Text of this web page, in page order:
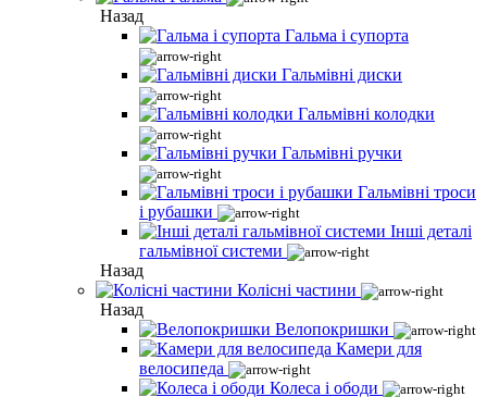
Назад
Гальма і супорта
Гальмівні диски
Гальмівні колодки
Гальмівні ручки
Гальмівні троси
і рубашки
Інші деталі
гальмівної системи
Назад
Колісні частини
Назад
Велопокришки
Камери для
велосипеда
Колеса і ободи